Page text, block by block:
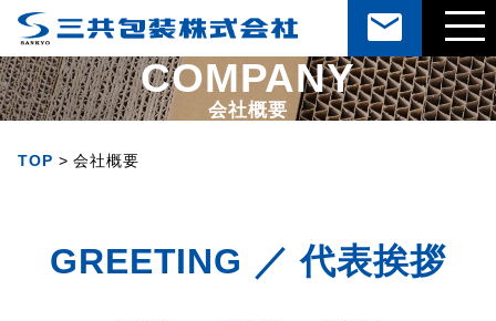
COMPANY
会社概要
TOP >会社概要
GREETING ／ 代表挨拶